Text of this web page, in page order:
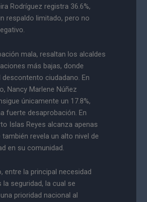
Rodríguez registra 36.6%,
respaldo limitado, pero no
mala, resaltan los alcaldes
más bajas, donde
descontento ciudadano. En
Nancy Marlene Núñez
únicamente un 17.8%,
fuerte desaprobación. En
Islas Reyes alcanza apenas
también revela un alto nivel de
en su comunidad.
entre la principal necesidad
la seguridad, la cual se
prioridad nacional al